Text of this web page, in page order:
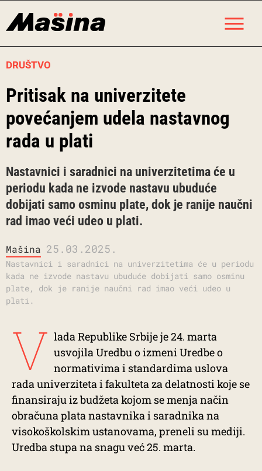
DRUŠTVO
Pritisak na univerzitete
povećanjem udela nastavnog
rada u plati
Nastavnici i saradnici na univerzitetima će u
periodu kada ne izvode nastavu ubuduće
dobijati samo osminu plate, dok je ranije naučni
rad imao veći udeo u plati.
Mašina 25.03.2025.
Nastavnici i saradnici na univerzitetima će u periodu
kada ne izvode nastavu ubuduće dobijati samo osminu
plate, dok je ranije naučni rad imao veći udeo u
plati.
V lada Republike Srbije je 24. marta
usvojila Uredbu o izmeni Uredbe o
normativima i standardima uslova
rada univerziteta i fakulteta za delatnosti koje se
finansiraju iz budžeta kojom se menja način
obračuna plata nastavnika i saradnika na
visokoškolskim ustanovama, preneli su mediji.
Uredba stupa na snagu već 25. marta.